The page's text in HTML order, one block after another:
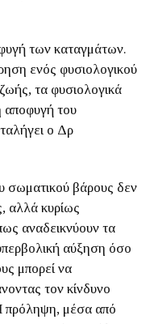
των καταγμάτων.
ενός φυσιολογικού
τα φυσιολογικά
αποφυγή του
ο Δρ
σωματικού βάρους δεν
αλλά κυρίως
αναδεικνύουν τα
αύξηση όσο
μπορεί να
τον κίνδυνο
πρόληψη, μέσα από